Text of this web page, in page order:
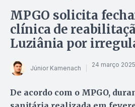
MPGO solicita
clínica de
Luziânia por
Júnior Kamenach 24 março
De acordo com o MPGO,